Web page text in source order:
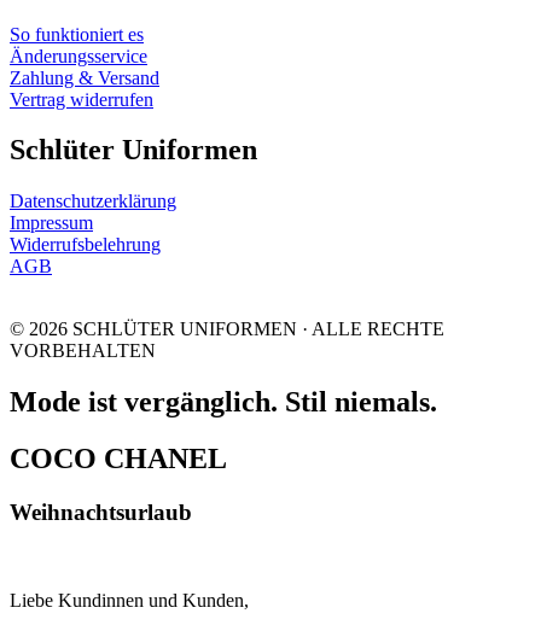
So funktioniert es
Änderungsservice
Zahlung & Versand
Vertrag widerrufen
Schlüter Uniformen
Datenschutzerklärung
Impressum
Widerrufsbelehrung
AGB
© 2026 SCHLÜTER UNIFORMEN · ALLE RECHTE
VORBEHALTEN
Mode ist vergänglich. Stil niemals.
COCO CHANEL
Weihnachtsurlaub
Liebe Kundinnen und Kunden,